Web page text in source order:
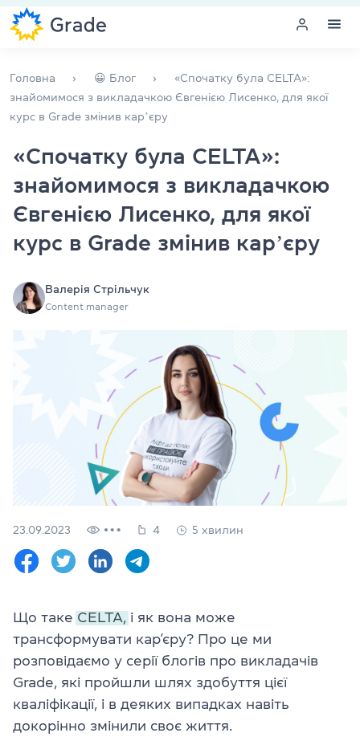
Курси англійської
Навчання для викладачів
Підготовка до іспитів
Залишити заявку
UK
(050) 580 11 00
(063) 580 11 00
м. Київ, метро Золоті Ворота, вул. Ярославів Вал, 13/2-б,
Дивитись на Google Maps
Головна 😀 Блог
«Спочатку була CELTA»:
знайомимося з викладачкою Євгенією Лисенко, для якої
курс в Grade змінив карʼєру
«Спочатку була CELTA»:
знайомимося з викладачкою
Євгенією Лисенко, для якої
курс в Grade змінив карʼєру
Валерія Стрільчук
Content manager
23.09.2023 4 5 хвилин
Що таке CELTA,
і як вона може
трансформувати кар’єру? Про це ми
розповідаємо у серії блогів про викладачів
Grade, які пройшли шлях здобуття цієї
кваліфікації, і в деяких випадках навіть
докорінно змінили своє життя.